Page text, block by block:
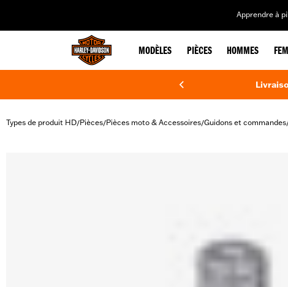
Apprendre à
MODÈLES PIÈCES HOMMES
Types de produit HD/Pièces/Pièces moto & Accessoires/Guidons et commandes